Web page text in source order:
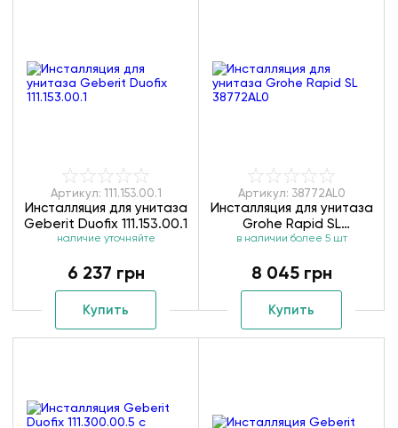
Артикул: 111.153.00.1
Инсталляция для унитаза
Geberit Duofix 111.153.00.1
наличие уточняйте
6 237 грн
Купить
Артикул: 38772AL0
Инсталляция для унитаза
Grohe Rapid SL
38772AL0
в наличии более 5 шт
8 045 грн
Купить